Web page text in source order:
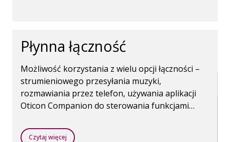
Płynna łączność
Możliwość korzystania z wielu opcji łączności –
strumieniowego przesyłania muzyki,
rozmawiania przez telefon, używania aplikacji
Oticon Companion do sterowania funkcjami
dzięki bezprzewodowej technice Bluetooth.
Czytaj więcej